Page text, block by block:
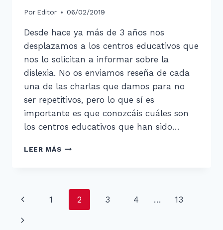
Por Editor 06/02/2019
Desde hace ya más de 3 años nos
desplazamos a los centros educativos que
nos lo solicitan a informar sobre la
dislexia. No os enviamos reseña de cada
una de las charlas que damos para no
ser repetitivos, pero lo que sí es
importante es que conozcáis cuáles son
los centros educativos que han sido…
LEER MÁSINFORMAMOS
EN
CENTRO
Navegación
de
Página
anterior
1 2 3 4 … 13
Siguiente